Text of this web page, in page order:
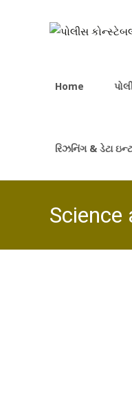
Home
રિઝનિંગ & ડેટા
Science